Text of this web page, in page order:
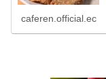
caferen.official.ec